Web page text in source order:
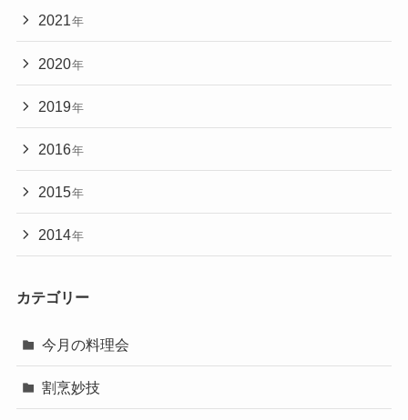
2021年
2020年
2019年
2016年
2015年
2014年
カテゴリー
今月の料理会
割烹妙技